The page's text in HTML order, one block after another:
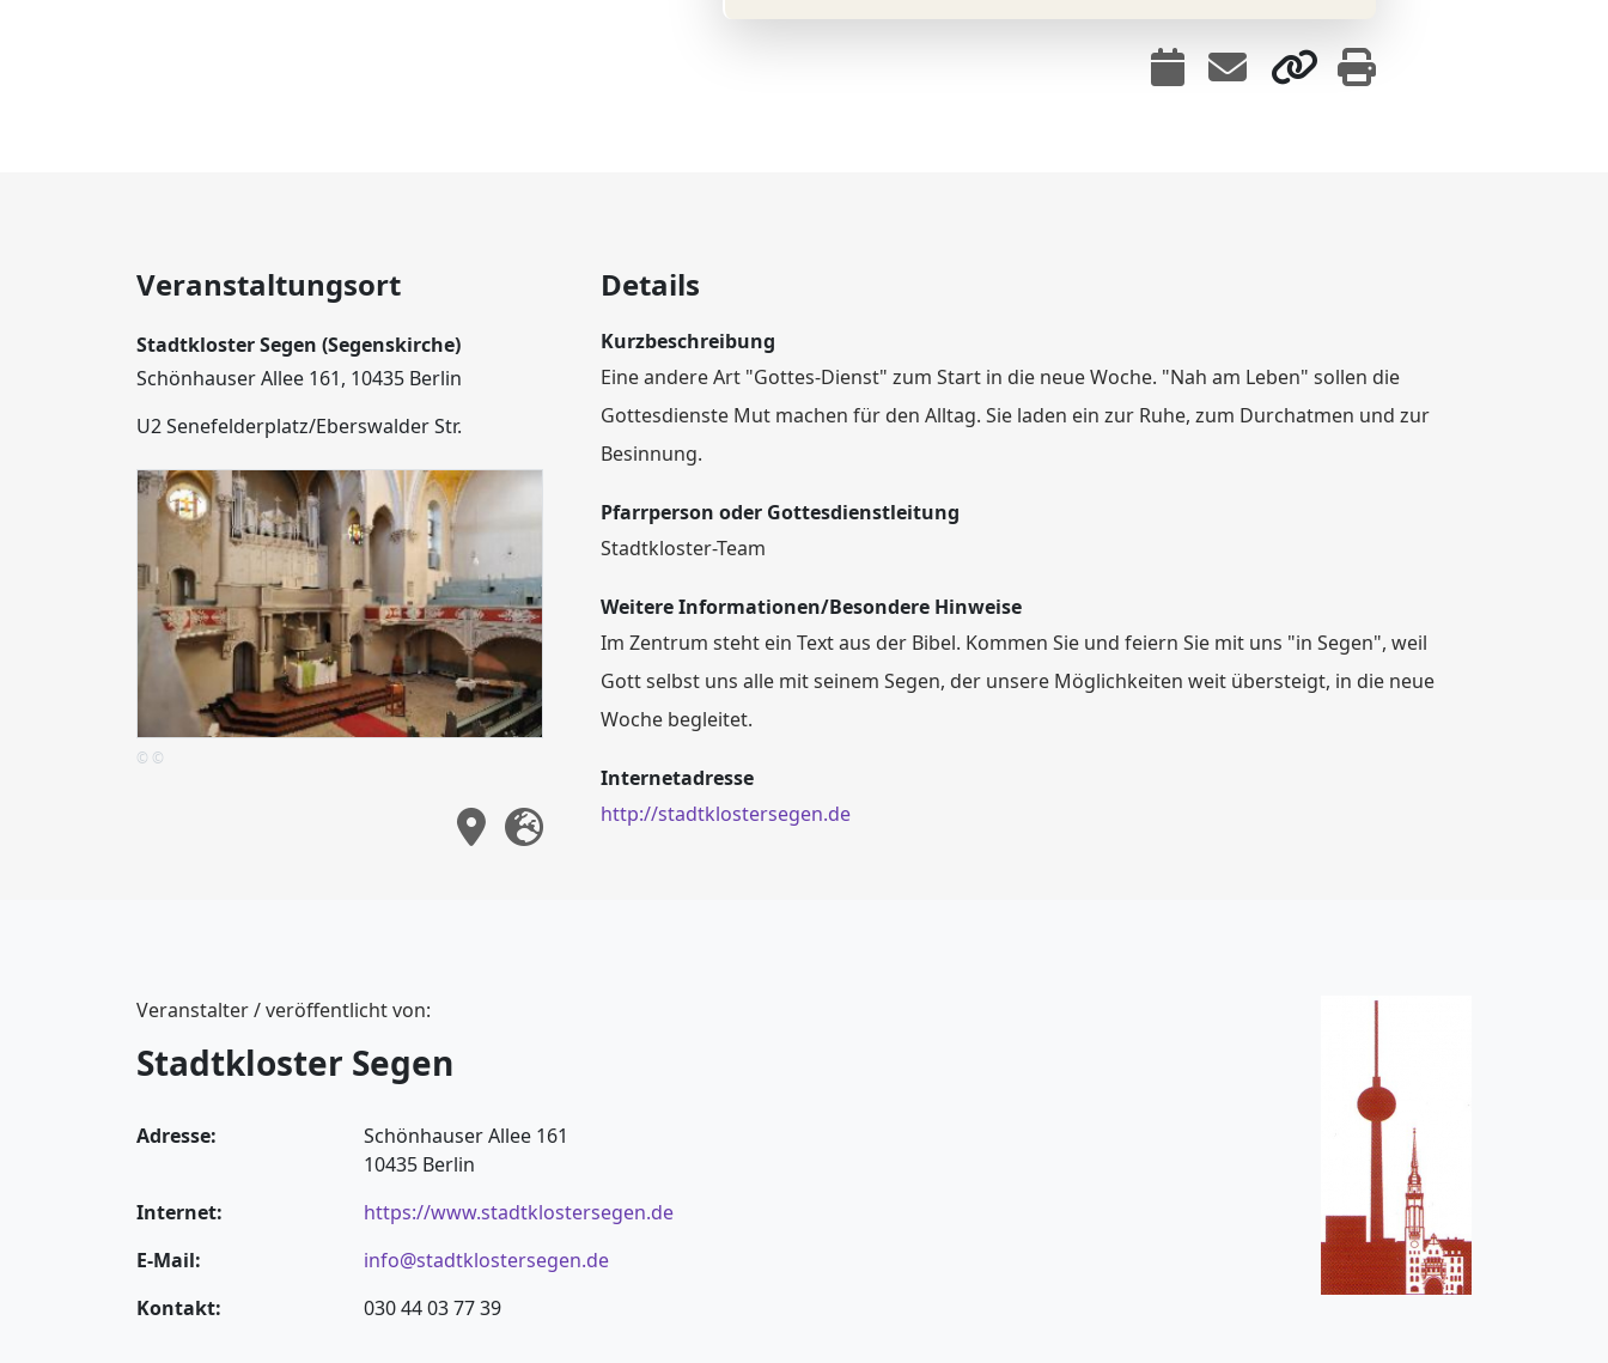
Veranstaltungsort
Stadtkloster Segen (Segenskirche)
Schönhauser Allee 161, 10435 Berlin
U2 Senefelderplatz/Eberswalder Str.
© ©
Details
Kurzbeschreibung
Eine andere Art "Gottes-Dienst" zum Start in die neue Woche. "Nah am Leben" sollen die
Gottesdienste Mut machen für den Alltag. Sie laden ein zur Ruhe, zum Durchatmen und zur
Besinnung.
Pfarrperson oder Gottesdienstleitung
Stadtkloster-Team
Weitere Informationen/Besondere Hinweise
Im Zentrum steht ein Text aus der Bibel. Kommen Sie und feiern Sie mit uns "in Segen", weil
Gott selbst uns alle mit seinem Segen, der unsere Möglichkeiten weit übersteigt, in die neue
Woche begleitet.
Internetadresse
http://stadtklostersegen.de
Veranstalter / veröffentlicht von:
Stadtkloster Segen
Adresse:
Schönhauser Allee 161
10435 Berlin
Internet:
https://www.stadtklostersegen.de
E-Mail:
info@stadtklostersegen.de
Kontakt:
030 44 03 77 39